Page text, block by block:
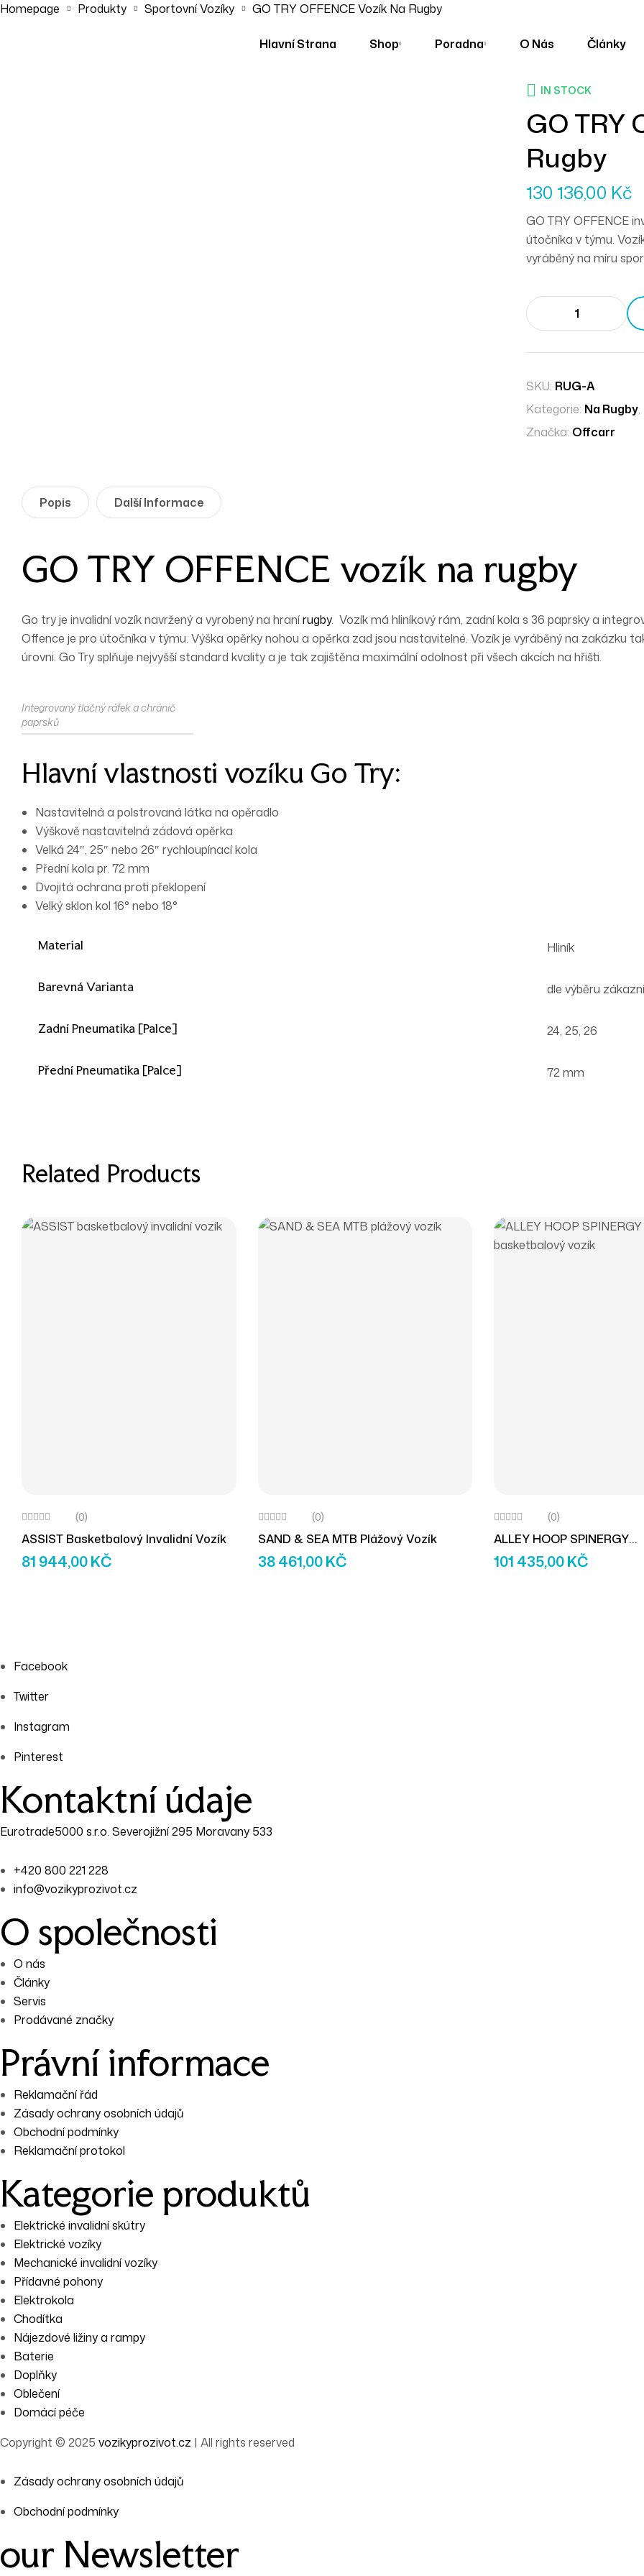
Hlavní Strana Shop Poradna O Nás Články
Homepage Produkty Sportovní Vozíky GO TRY OFFENCE Vozík Na Rugby
IN STOCK
GO TRY
Rugby
130 136,00 Kč
GO TRY OFFENCE
útočníka v týmu.
vyráběný na míru
SKU: RUG-A
Kategorie: Na Rugby,
Značka: Offcarr
Popis Další Informace
GO TRY OFFENCE vozík na rugby
Go try je invalidní vozík navržený a vyrobený na hranírugby. Vozík má hliníkovýrám, zadní kola s 36 paprskya
Offence je pro útočníka v týmu. Výška opěrky nohou a opěrka zad jsou nastavitelné. Vozík je vyráběný na zakázku
úrovni. Go Try splňuje nejvyšší standard kvality a je tak zajištěna maximální odolnost při všech akcích na hřišti.
Integrovaný tlačný ráfek a chránič
paprsků
Hlavní vlastnosti vozíku Go Try:
Nastavitelná a polstrovaná látka na opěradlo
Výškově nastavitelná zádová opěrka
Velká 24″, 25″ nebo 26″ rychloupínací kola
Přední kola pr. 72 mm
Dvojitá ochrana proti překlopení
Velký sklon kol 16° nebo 18°
Material Hliník
Barevná Varianta dle výběru
Zadní Pneumatika [palce] 24, 25, 26
Přední Pneumatika [palce] 72 mm
Related Products
(0)
ASSIST Basketbalový Invalidní Vozík
81 944,00KČ
(0)
SAND & SEA MTB Plážový Vozík
38 461,00KČ
(0)
ALLEY HOOP SPINERGY
Basketbalový Vozík
101 435,00KČ
Facebook
Twitter
Instagram
Pinterest
Kontaktní údaje
Eurotrade5000 s.r.o. Severojižní 295 Moravany 533
+420 800 221 228
info@vozikyprozivot.cz
O společnosti
O nás
Články
Servis
Prodávané značky
Právní informace
Reklamační řád
Zásady ochrany osobních údajů
Obchodní podmínky
Reklamační protokol
Kategorie produktů
Elektrické invalidní skútry
Elektrické vozíky
Mechanické invalidní vozíky
Přídavné pohony
Elektrokola
Chodítka
Nájezdové ližiny a rampy
Baterie
Doplňky
Oblečení
Domácí péče
Copyright © 2025 vozikyprozivot.cz | All rights reserved
Zásady ochrany osobních údajů
Obchodní podmínky
our Newsletter